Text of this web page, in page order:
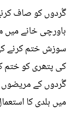
گُردوں کو صاف
باورچی خانے میں
سوزش ختم کرنے
کی پتھری کو ختم
گُردوں کے مریضوں
میں ہلدی کا